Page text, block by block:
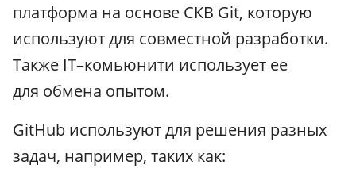
платформа на основе СКВ Git, которую
используют для совместной разработки.
Также IT–комьюнити использует ее
для обмена опытом.
GitHub используют для решения разных
задач, например, таких как: